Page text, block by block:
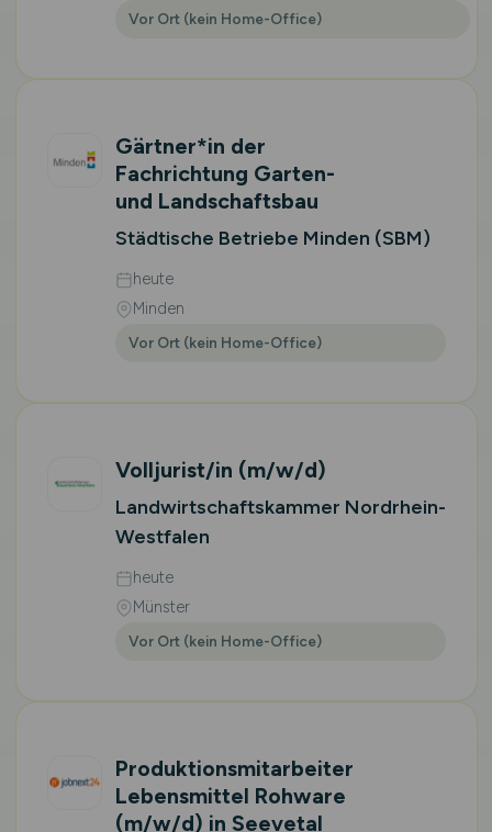
Vor Ort (kein Home-Office)
Gärtner*in der
Fachrichtung Garten-
und Landschaftsbau
Städtische Betriebe Minden (SBM)
heute
Minden
Vor Ort (kein Home-Office)
Volljurist/in (m/w/d)
Landwirtschaftskammer Nordrhein-
Westfalen
heute
Münster
Vor Ort (kein Home-Office)
Produktionsmitarbeiter
Lebensmittel Rohware
(m/w/d) in Seevetal